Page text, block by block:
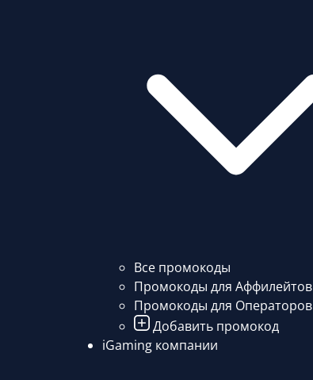
Все промокоды
Промокоды для Аффилейтов
Промокоды для Операторов
Добавить промокод
iGaming компании